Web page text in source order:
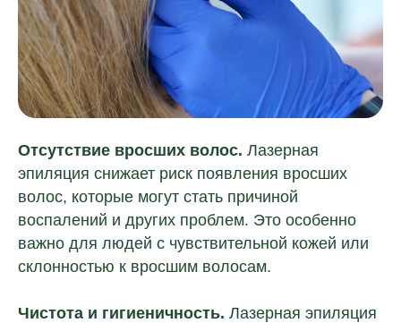
Отсутствие вросших волос. Лазерная
эпиляция снижает риск появления вросших
волос, которые могут стать причиной
воспалений и других проблем. Это особенно
важно для людей с чувствительной кожей или
склонностью к вросшим волосам.
Чистота и гигиеничность. Лазерная эпиляция